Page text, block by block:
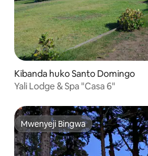
Kibanda huko Santo Domingo
Yali Lodge & Spa "Casa 6"
Mwenyeji Bingwa
Mwenyeji Bingwa